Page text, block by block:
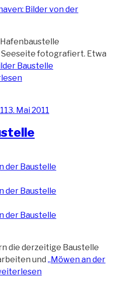
fotografiert. Etwa
Baustelle
13. Mai 2011
die derzeitige Baustelle
und „Möwen an der